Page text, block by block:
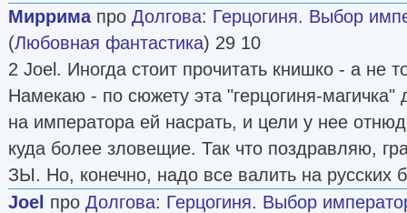
Мирримапро Долгова: Герцогиня. Выбор
(Любовная фантастика) 29 10
2 Joel. Иногда стоит прочитать книшко - а не
Намекаю - по сюжету эта "герцогиня-магичка"
на императора ей насрать, и цели у нее
куда более зловещие. Так что поздравляю,
ЗЫ. Но, конечно, надо все валить на русских
Joel про Долгова: Герцогиня. Выбор